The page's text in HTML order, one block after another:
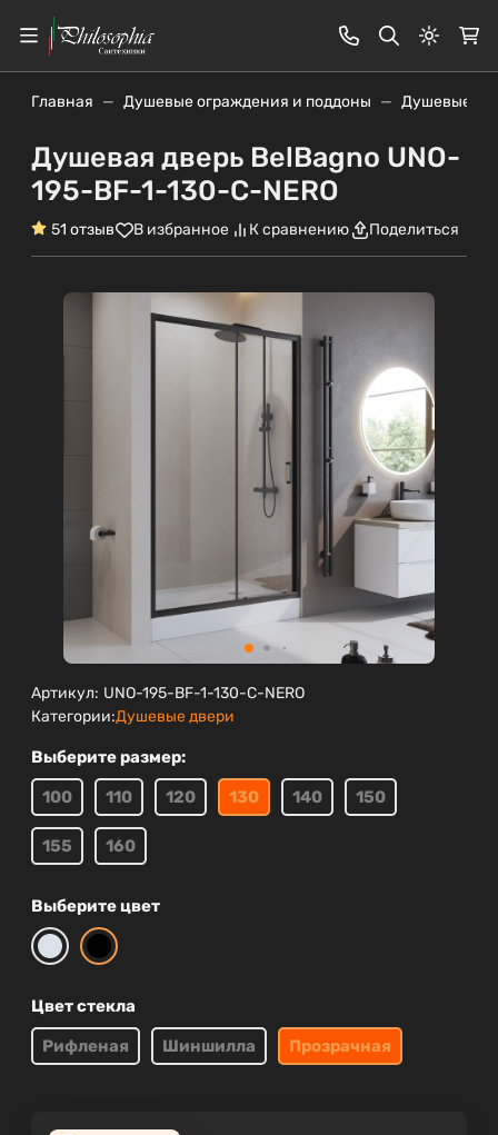
Главная Душевые ограждения и поддоны Душевые
Душевая дверь BelBagno UNO-
195-BF-1-130-C-NERO
51 отзыв В избранное К сравнению Поделиться
Артикул: UNO-195-BF-1-130-C-NERO
Категории:Душевые двери
Выберите размер:
100
110 120 130 140 150
155 160
Выберите цвет
Цвет стекла
Рифленая
Шиншилла Прозрачная